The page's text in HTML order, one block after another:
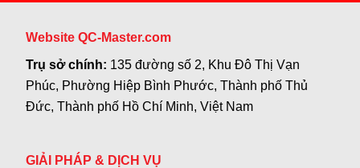
Website QC-Master.com
Trụ sở chính: 135 đường số 2, Khu Đô Thị Vạn
Phúc, Phường Hiệp Bình Phước, Thành phố Thủ
Đức, Thành phố Hồ Chí Minh, Việt Nam
GIẢI PHÁP & DỊCH VỤ